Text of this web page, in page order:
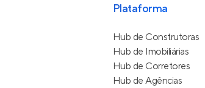
Plataforma
Hub de Construtoras
Hub de Imobiliárias
Hub de Corretores
Hub de Agências